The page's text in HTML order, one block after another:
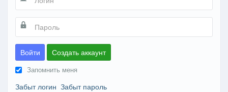
Войти Создать аккаунт
Запомнить меня
Забыт логин Забыт пароль